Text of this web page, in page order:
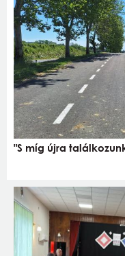
"S míg újra